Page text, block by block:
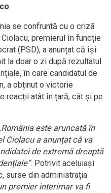
se confruntă cu o criză
premierul în funcție
(PSD), a anunțat că își
la doar o zi după rezultatul
în care candidatul de
a obținut o victorie
reacții atât în țară, cât și pe
este aruncată în
Ciolacu a anunțat că va
de extremă dreaptă
. Potrivit aceluiași
surse din administrația
premier interimar va fi